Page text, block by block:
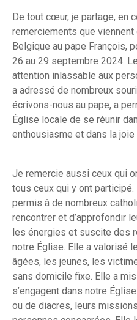
De tout cœur, je partage, en
remerciements que
Belgique au pape François,
26 au 29 septembre 2024.
attention inlassable aux
a adressé de nombreux
écrivons-nous au pape, a
Église locale de se réunir
enthousiasme et dans la joie
Je remercie aussi ceux qui
tous ceux qui y ont
permis à de nombreux
rencontrer et d’approfondir
les énergies et suscite des
notre Église. Elle a valorisé
âgées, les jeunes, les
sans domicile fixe. Elle a
s’engagent dans notre
ou de diacres, leurs